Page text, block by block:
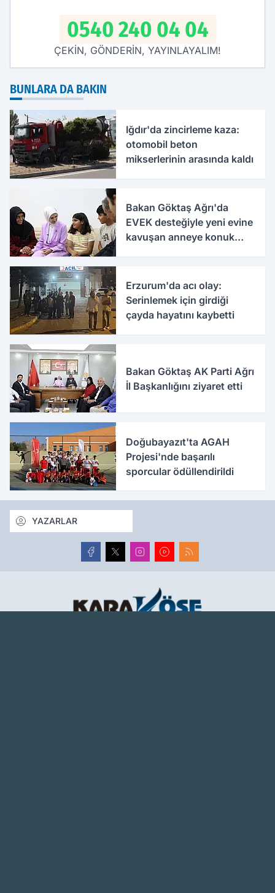
0540 240 04 04
ÇEKİN, GÖNDERİN, YAYINLAYALIM!
BUNLARA DA BAKIN
Iğdır'da zincirleme kaza:
otomobil beton
mikserlerinin arasında kaldı
Bakan Göktaş Ağrı'da
EVEK desteğiyle yeni evine
kavuşan anneye konuk
Erzurum'da acı olay:
Serinlemek için girdiği
çayda hayatını kaybetti
Bakan Göktaş AK Parti Ağrı
İl Başkanlığını ziyaret etti
Doğubayazıt'ta AGAH
Projesi'nde başarılı
sporcular ödüllendirildi
YAZARLAR